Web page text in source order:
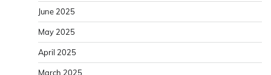
June 2025
May 2025
April 2025
March 2025